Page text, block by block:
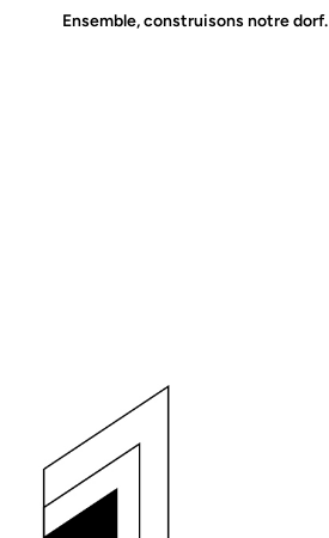
Ensemble, construisons notre dorf.